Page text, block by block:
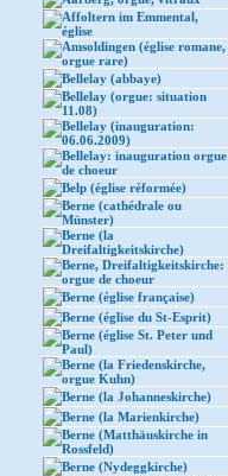
Affoltern im Emmental,
église
Amsoldingen (église romane,
orgue rare)
Bellelay (abbaye)
Bellelay (orgue: situation
11.08)
Bellelay (inauguration:
06.06.2009)
Bellelay: inauguration orgue
de choeur
Belp (église réformée)
Berne (cathédrale ou
Münster)
Berne (la
Dreifaltigkeitskirche)
Berne, Dreifaltigkeitskirche:
orgue de choeur
Berne (église française)
Berne (église du St-Esprit)
Berne (église St. Peter und
Paul)
Berne (la Friedenskirche,
orgue Kuhn)
Berne (la Johanneskirche)
Berne (la Marienkirche)
Berne (Matthäuskirche in
Rossfeld)
Berne (Nydeggkirche)